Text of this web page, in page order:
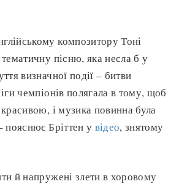
композитору Тоні
пісню, яка несла б у
визначної події – битви
чемпіонів полягала в тому, щоб
і музика повинна була
пояснює Бріттен у відео, знятому
й напружені злети в хоровому